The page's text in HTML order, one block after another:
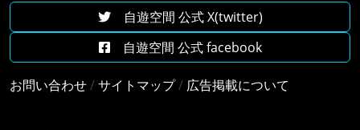
自遊空間 公式 X(twitter)
自遊空間 公式 facebook
お問い合わせ/サイトマップ/ 広告掲載について